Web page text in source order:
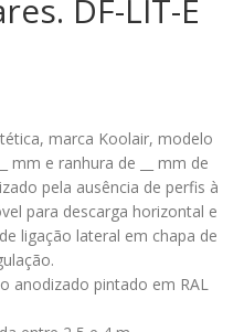
DF-LIT-E
marca Koolair, modelo
mm e ranhura de __ mm de
pela ausência de perfis à
para descarga horizontal e
ligação lateral em chapa de
anodizado pintado em RAL